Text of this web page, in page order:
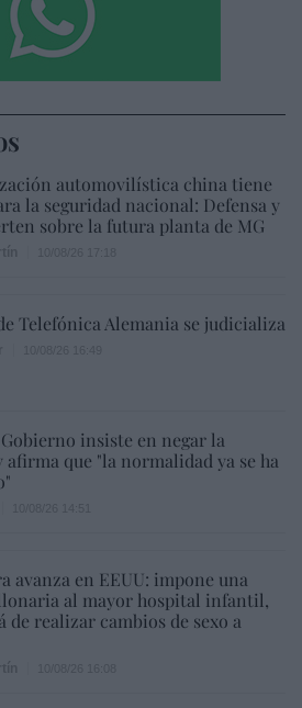
automovilística china tiene
la seguridad nacional: Defensa y
sobre la futura planta de MG
Telefónica Alemania se judicializa
insiste en negar la
afirma que "la normalidad ya se ha
avanza en EEUU: impone una
al mayor hospital infantil,
de realizar cambios de sexo a